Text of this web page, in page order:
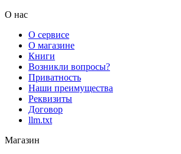
О нас
О сервисе
О магазине
Книги
Возникли вопросы?
Приватность
Наши преимущества
Реквизиты
Договор
llm.txt
Магазин